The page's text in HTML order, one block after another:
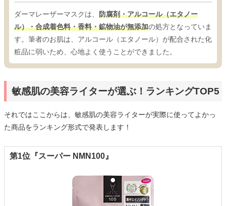
ダーマレーザーマスクは、 防腐剤・アルコール（エタノー
ル）・合成着色料・香料・鉱物油が無添加の処方となっていま
す。筆者のお肌は、アルコール（エタノール）が配合された化
粧品に弱いため、心地よく使うことができました。
敏感肌の美容ライターが選ぶ！ランキングTOP5
それではここからは、敏感肌の美容ライターが実際に使ってよかっ
た商品をランキング形式で発表します！
第1位『スーパー NMN100』